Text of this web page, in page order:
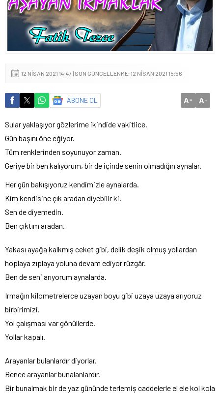
12 NISAN 2021 14:47 | SON GÜNCELLENME: 12 NISAN 2021 15:56
ABONE OL A+ A-
Sular yaklaşıyor gözlerime ikindide vakitlice.
Gün başını öne eğiyor.
Tüm renklerinden soyunuyor zaman.
Geriye bir ben kalıyorum, bir de içinde senin olmadığın aynalar.
Her gün bakışıyoruz kendimizle aynalarda.
Kim kendisine çık aradan diyebilir ki.
Sen de diyemedin.
Ben çıktım aradan.
Yakası ayağa kalkmış ceket gibi, delik deşik olmuş yollardan
hoplaya zıplaya yoluna devam ediyor rüzgâr.
Ben de seni arıyorum aynalarda.
Irmağın kilometrelerce uzayan boyu gibi uzaya uzaya arıyoruz
birbirimizi.
Yol çalışması var gönüllerde.
Yollar kapalı.
Arayanlar bulanlardır diyorlar.
Bence arayanlar bunalanlardır.
Bir bunalmak bir de yaz gününde terlemiş caddelerle el ele kol kola